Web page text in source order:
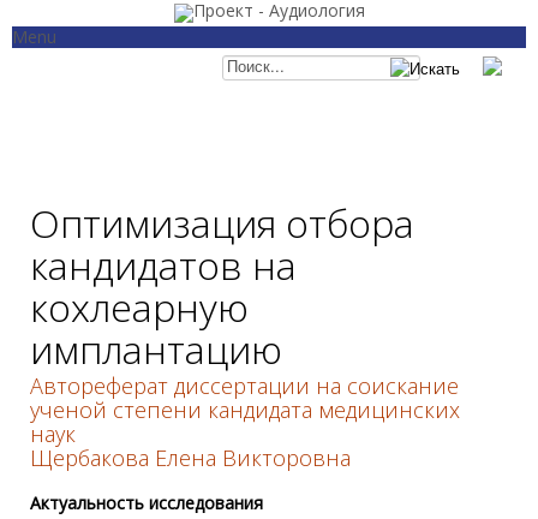
Menu
Оптимизация отбора
кандидатов на
кохлеарную
имплантацию
Автореферат диссертации на соискание
ученой степени кандидата медицинских
наук
Щербакова Елена Викторовна
Актуальность исследования